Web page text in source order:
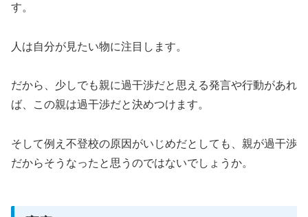
す。
人は自分が見たい物に注目します。
だから、少しでも親に過干渉だと思える発言や行動があれ
ば、この親は過干渉だと決めつけます。
そして例え不登校の原因がいじめだとしても、親が過干渉
だからそうなったと思うのではないでしょうか。